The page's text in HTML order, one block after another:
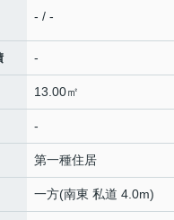
- / -
-
13.00㎡
-
第一種住居
一方(南東 私道 4.0m)